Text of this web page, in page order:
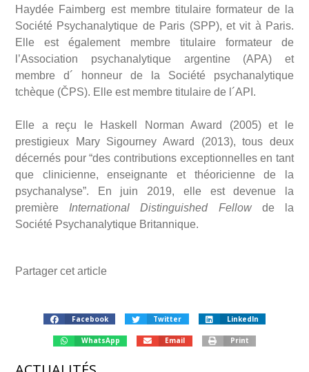
Haydée Faimberg est membre titulaire formateur de la
Société Psychanalytique de Paris (SPP), et vit à Paris.
Elle est également membre titulaire formateur de
l’Association psychanalytique argentine (APA) et
membre d´ honneur de la Société psychanalytique
tchèque (ČPS). Elle est membre titulaire de l´API.
Elle a reçu le Haskell Norman Award (2005) et le
prestigieux Mary Sigourney Award (2013), tous deux
décernés pour “des contributions exceptionnelles en tant
que clinicienne, enseignante et théoricienne de la
psychanalyse”. En juin 2019, elle est devenue la
première International Distinguished Fellowde la
Société Psychanalytique Britannique.
Partager cet article
Facebook Twitter LinkedIn
WhatsApp Email Print